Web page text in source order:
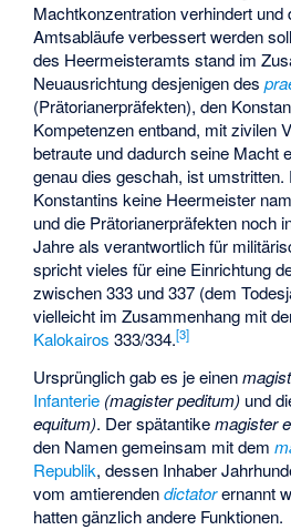
Machtkonzentration verhindert und
Amtsabläufe verbessert werden
des Heermeisteramts stand im
Neuausrichtung desjenigen des
(Prätorianerpräfekten), den
Kompetenzen entband, mit zivilen
betraute und dadurch seine Macht
genau dies geschah, ist umstritten.
Konstantins keine Heermeister
und die Prätorianerpräfekten noch
Jahre als verantwortlich für
spricht vieles für eine Einrichtung
zwischen 333 und 337 (dem
vielleicht im Zusammenhang mit
Kalokairos 333/334.[3]
Ursprünglich gab es je einen
Infanterie (magister peditum) und
equitum). Der spätantikemagister
den Namen gemeinsam mit dem
Republik, dessen Inhaber
vom amtierendendictatorernannt
hatten gänzlich andere Funktionen.